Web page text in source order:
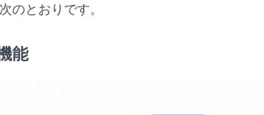
のとおりです。
能